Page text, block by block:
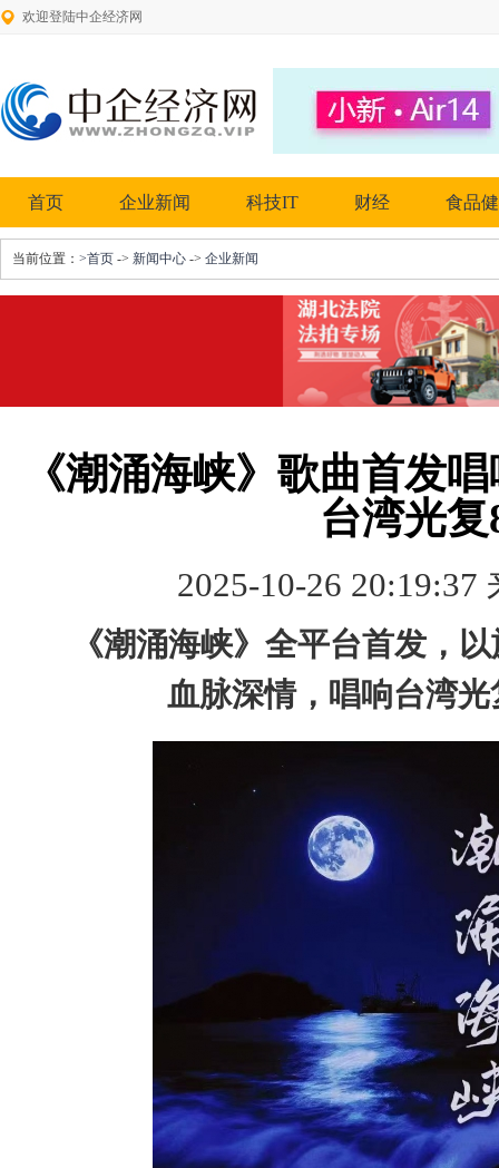
欢迎登陆中企经济网
首页 企业新闻 科技IT 财经 食品
当前位置： >首页 -> 新闻中心 -> 企业新闻
《潮涌海峡》歌曲首发
台湾光
2025-10-26 20:19:37
《潮涌海峡》 全平台首发 ，
血脉深情，唱响台湾